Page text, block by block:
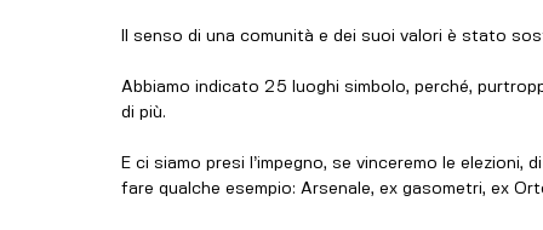
Il senso di una comunità e dei suoi valori è stato
Abbiamo indicato 25 luoghi simbolo, perché,
di più.
E ci siamo presi l’impegno, se vinceremo le
fare qualche esempio: Arsenale, ex gasometri, ex